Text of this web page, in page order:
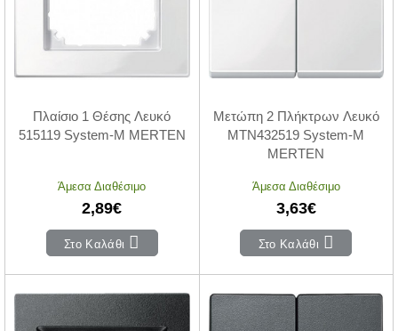
Πλαίσιο 1 Θέσης Λευκό
515119 System-M MERTEN
Άμεσα Διαθέσιμο
2,89€
Στο Καλάθι
Μετώπη 2 Πλήκτρων Λευκό
MTN432519 System-M
MERTEN
Άμεσα Διαθέσιμο
3,63€
Στο Καλάθι